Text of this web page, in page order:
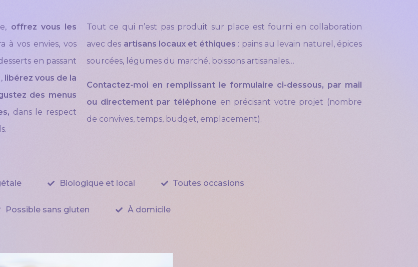
offrez vous les
à vos envies, vos
en passant
libérez vous de la
des menus
dans le respect
Tout ce qui n’est pas produit sur place est fourni en collaboration
avec des artisans locaux et éthiques : pains au levain naturel, épices
sourcées, légumes du marché, boissons artisanales…
Contactez-moi en remplissant le formulaire ci-dessous, par mail
ou directement par téléphone en précisant votre projet (nombre
de convives, temps, budget, emplacement).
Biologique et local Toutes occasions
Possible sans gluten À domicile